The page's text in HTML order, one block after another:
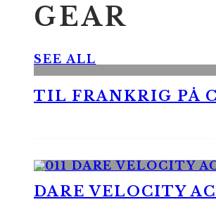
GEAR
SEE ALL
TIL FRANKRIG PÅ
DARE VELOCITY